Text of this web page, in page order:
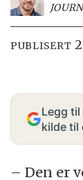
PUBLISERT
Legg
kilde til
– Den er